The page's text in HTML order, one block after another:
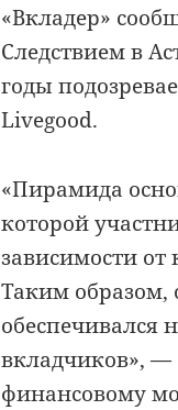
«Вкладер»
Следствием в
годы
Livegood.
«Пирамида
которой
зависимости
Таким
обеспечивался
вкладчиков», —
финансовому